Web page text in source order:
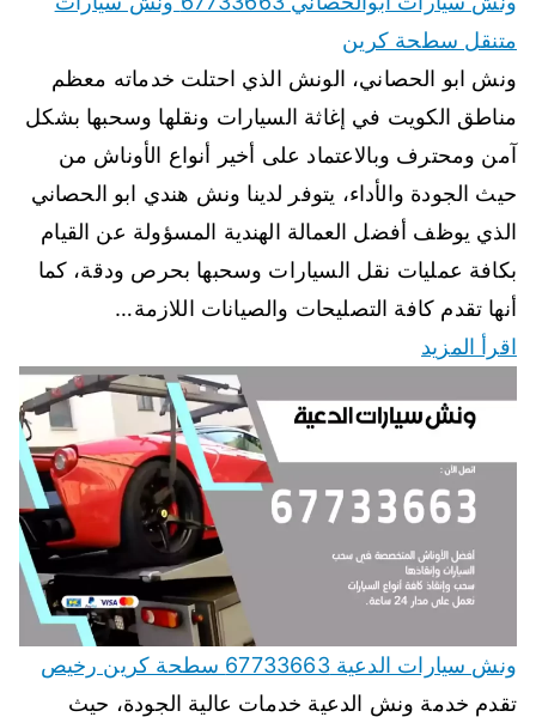
متنقل سطحة كرين
ونش ابو الحصاني، الونش الذي احتلت خدماته معظم
مناطق الكويت في إغاثة السيارات ونقلها وسحبها بشكل
آمن ومحترف وبالاعتماد على أخير أنواع الأوناش من
حيث الجودة والأداء، يتوفر لدينا ونش هندي ابو الحصاني
الذي يوظف أفضل العمالة الهندية المسؤولة عن القيام
بكافة عمليات نقل السيارات وسحبها بحرص ودقة، كما
أنها تقدم كافة التصليحات والصيانات اللازمة…
اقرأ المزيد
ونش سيارات الدعية 67733663 سطحة كرين رخيص
تقدم خدمة ونش الدعية خدمات عالية الجودة، حيث